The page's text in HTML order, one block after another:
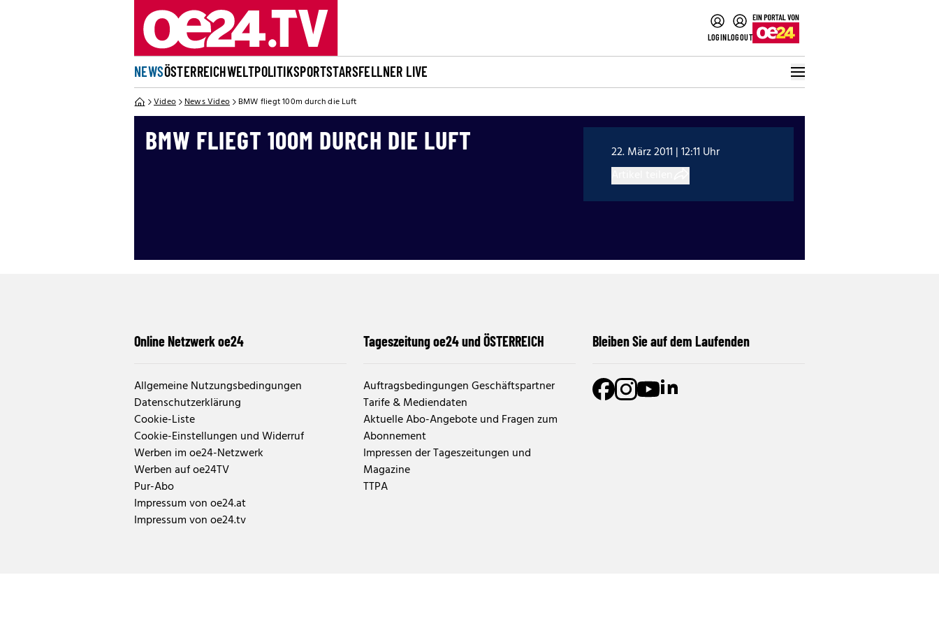
LOGINLOGOUT
NEWSÖSTERREICHWELTPOLITIKSPORTSTARSFELLNER LIVE
Video News Video BMW fliegt 100m durch die Luft
BMW FLIEGT 100M DURCH DIE LUFT
22. März 2011 | 12:11 Uhr
Online Netzwerk oe24
Allgemeine Nutzungsbedingungen
Datenschutzerklärung
Cookie-Liste
Cookie-Einstellungen und Widerruf
Werben im oe24-Netzwerk
Werben auf oe24TV
Pur-Abo
Impressum von oe24.at
Impressum von oe24.tv
Tageszeitung oe24 und ÖSTERREICH
Auftragsbedingungen Geschäftspartner
Tarife & Mediendaten
Aktuelle Abo-Angebote und Fragen zum
Abonnement
Impressen der Tageszeitungen und
Magazine
TTPA
Bleiben Sie auf dem Laufenden